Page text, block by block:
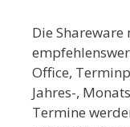
Die Shareware
Office,
Jahres-,
Termine